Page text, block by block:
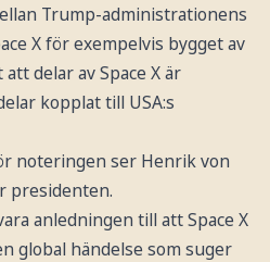
Trump-administrationens
X för exempelvis bygget av
delar av Space X är
kopplat till USA:s
noteringen ser Henrik von
presidenten.
anledningen till att Space X
global händelse som suger